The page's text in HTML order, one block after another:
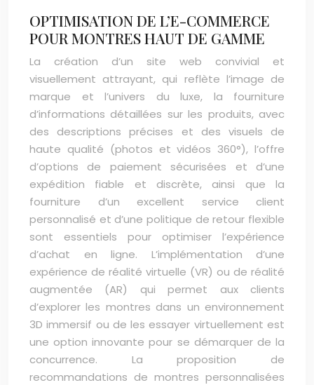
OPTIMISATION DE L’E-COMMERCE
POUR MONTRES HAUT DE GAMME
La création d’un site web convivial et
visuellement attrayant, qui reflète l’image de
marque et l’univers du luxe, la fourniture
d’informations détaillées sur les produits, avec
des descriptions précises et des visuels de
haute qualité (photos et vidéos 360°), l’offre
d’options de paiement sécurisées et d’une
expédition fiable et discrète, ainsi que la
fourniture d’un excellent service client
personnalisé et d’une politique de retour flexible
sont essentiels pour optimiser l’expérience
d’achat en ligne. L’implémentation d’une
expérience de réalité virtuelle (VR) ou de réalité
augmentée (AR) qui permet aux clients
d’explorer les montres dans un environnement
3D immersif ou de les essayer virtuellement est
une option innovante pour se démarquer de la
concurrence. La proposition de
recommandations de montres personnalisées